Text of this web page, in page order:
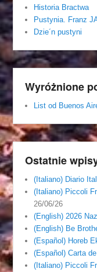
Historia Bractwa
Pustynia. Franz
Dzie´n pustyni
Wyróżnione
List od Buenos
Ostatnie
(Italiano) Diario
(Italiano) Piccoli
26/06/26
(English) 2026
(English) Be
(Español) Horeb
(Español) Carta
(Italiano) Piccoli